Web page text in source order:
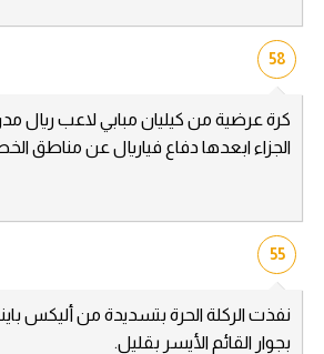
58
كرة عرضية من كيليان مبابي لاعب ريال
الجزاء ابعدها دفاع فياريال عن مناطق
55
نفذت الركلة الحرة بتسديدة من أليكس
بجوار القائم الأيسر بقليل.